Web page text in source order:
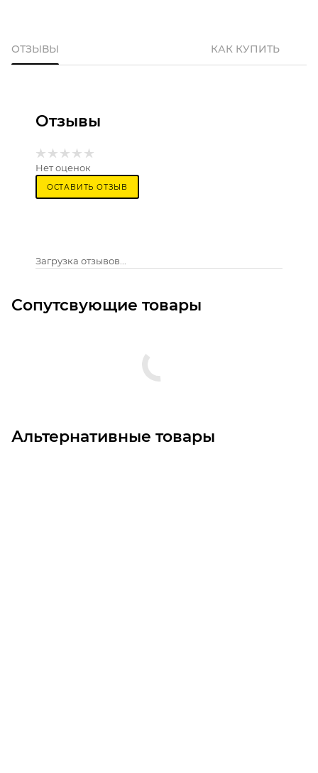
ОТЗЫВЫ КАК КУПИТЬ
Отзывы
Нет оценок
ОСТАВИТЬ ОТЗЫВ
Загрузка отзывов...
Сопутсвующие товары
Альтернативные товары